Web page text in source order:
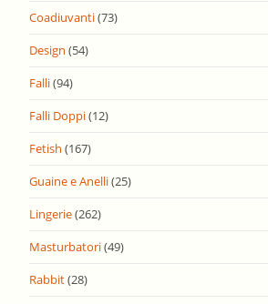
Coadiuvanti(73)
Design (54)
Falli(94)
Falli Doppi(12)
Fetish (167)
Guaine e Anelli(25)
Lingerie(262)
Masturbatori(49)
Rabbit(28)